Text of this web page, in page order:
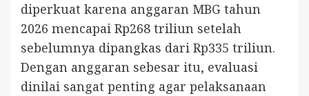
diperkuat karena anggaran MBG tahun
2026 mencapai Rp268 triliun setelah
sebelumnya dipangkas dari Rp335 triliun.
Dengan anggaran sebesar itu, evaluasi
dinilai sangat penting agar pelaksanaan